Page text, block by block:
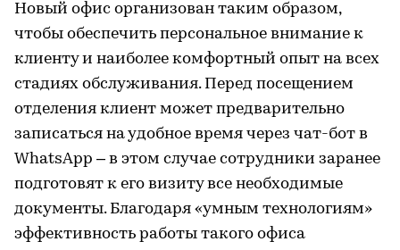
Новый офис организован таким образом,
чтобы обеспечить персональное внимание к
клиенту и наиболее комфортный опыт на всех
стадиях обслуживания. Перед посещением
отделения клиент может предварительно
записаться на удобное время через чат-бот в
WhatsApp – в этом случае сотрудники заранее
подготовят к его визиту все необходимые
документы. Благодаря «умным технологиям»
эффективность работы такого офиса